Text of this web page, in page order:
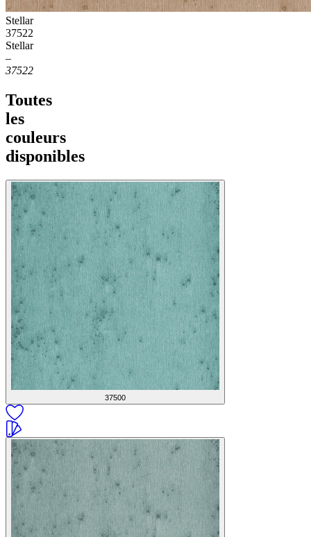
Stellar
37522
Stellar
–
37522
Toutes
les
couleurs
disponibles
37500